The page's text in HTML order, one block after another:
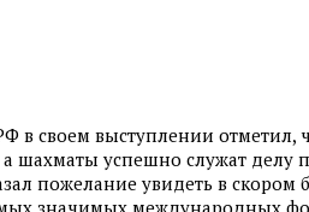
в своем выступлении отметил,
а шахматы успешно служат делу
пожелание увидеть в
значимых международных